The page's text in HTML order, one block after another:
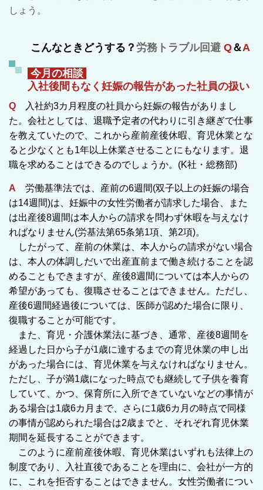
しょう。
こんなときどうする ？ 労務トラブル回避 Q＆A
今月の相談
入社後間もなく妊娠の報告があった社員の扱い
Q 入社約3カ月程度の社員から妊娠の報告がありまし
た。会社としては、退職予定者の代わりに引き継ぎで仕事
を教えていたので、これから産前産後休暇、育児休業とな
ると少なくとも1年以上休業させることにもなります。退
職を求めることはできるのでしょうか。(K社・総務部)
A 労働基準法では、産前の6週間(双子以上の妊娠の場合
は14週間)は、妊娠中の女性労働者が請求した場合、また
は出産後8週間は本人からの請求を問わず休暇を与えなけ
ればなりません(労基法第65条第1項、第2項)。
したがって、産前の休業は、本人からの請求がない場合
は、本人の体調しだいで出産直前まで働き続けることを認
めることもできますが、産後8週間については本人からの
希望があっても、復職させることはできません。ただし、
産後6週間経過後については、医師が認めた場合に限り、
復職することが可能です。
また、育児・介護休業法に基づき、通常、産後8週間を
経過した日から子が1歳に達するまでの育児休業の申し出
があった場合には、育児休業を与えなければなりません。
ただし、子が満1歳になった時点でも継続して子供を養育
していて、かつ、保育所に入所できていないなどの事情が
ある場合は1歳6カ月まで、さらに1歳6カ月の時点で同様
の事情が認められた場合は2歳までと、それぞれ育児休業
期間を延長することができます。
このように産前産後休暇、育児休業はいずれも法律上の
制度であり、入社直後であることを理由に、会社が一方的
に、これを拒否することはできません。女性労働者につい